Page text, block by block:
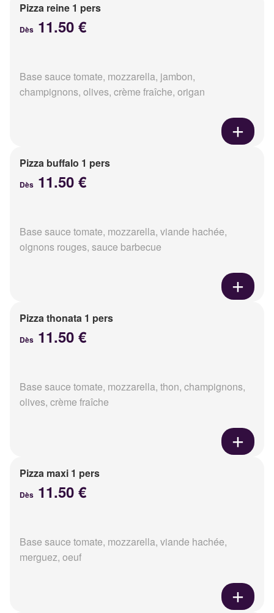
Pizza reine 1 pers
Dès 11.50 €
Base sauce tomate, mozzarella, jambon,
champignons, olives, crème fraîche, origan
Pizza buffalo 1 pers
Dès 11.50 €
Base sauce tomate, mozzarella, viande hachée,
oignons rouges, sauce barbecue
Pizza thonata 1 pers
Dès 11.50 €
Base sauce tomate, mozzarella, thon, champignons,
olives, crème fraîche
Pizza maxi 1 pers
Dès 11.50 €
Base sauce tomate, mozzarella, viande hachée,
merguez, oeuf